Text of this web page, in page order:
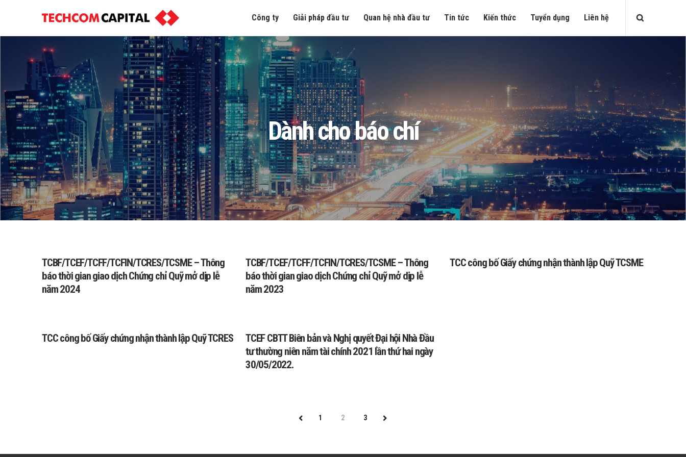
Công ty Giải pháp đầu tư Quan hệ nhà đầu tư Tin tức Kiến thức Tuyển dụng Liên hệ
Dành cho báo chí
TCBF/TCEF/TCFF/TCFIN/TCRES/TCSME – Thông
báo thời gian giao dịch Chứng chỉ Quỹ mở dịp lễ
năm 2024
TCBF/TCEF/TCFF/TCFIN/TCRES/TCSME – Thông
báo thời gian giao dịch Chứng chỉ Quỹ mở dịp lễ
năm 2023
TCC công bố Giấy chứng nhận thành lập Quỹ TCSME
TCC công bố Giấy chứng nhận thành lập Quỹ TCRES
TCEF CBTT Biên bản và Nghị quyết Đại hội Nhà Đầu
tư thường niên năm tài chính 2021 lần thứ hai ngày
30/05/2022.
PREV1 2 3 NEXT